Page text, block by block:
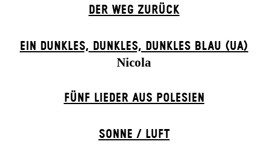
DER WEG ZU­RÜCK
EIN DUNK­LES, DUNK­LES, DUNK­LES BLAU (UA)
Nicola
FÜNF LIEDER AUS POLESIEN
SONNE / LUFT